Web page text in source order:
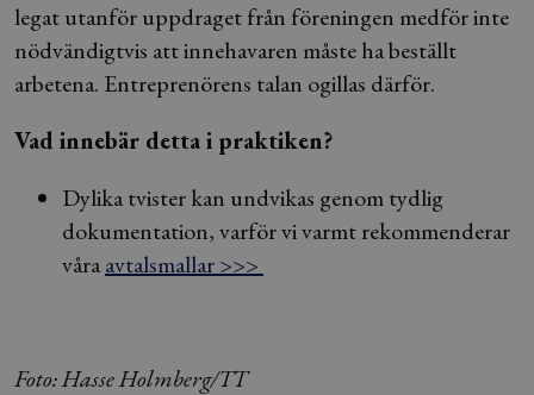
legat utanför uppdraget från föreningen medför inte
nödvändigtvis att innehavaren måste ha beställt
arbetena. Entreprenörens talan ogillas därför.
Vad innebär detta i praktiken?
Dylika tvister kan undvikas genom tydlig
dokumentation, varför vi varmt rekommenderar
våraavtalsmallar >>>
Foto: Hasse Holmberg/TT